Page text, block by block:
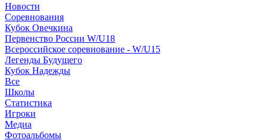
Новости
Соревнования
Кубок Овечкина
Первенство России W/U18
Всероссийское соревнование - W/U15
Легенды Будущего
Кубок Надежды
Все
Школы
Статистика
Игроки
Медиа
Фотоальбомы